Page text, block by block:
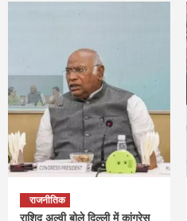
राजनीतिक
राशिद अल्वी बोले दिल्ली में कांग्रेस